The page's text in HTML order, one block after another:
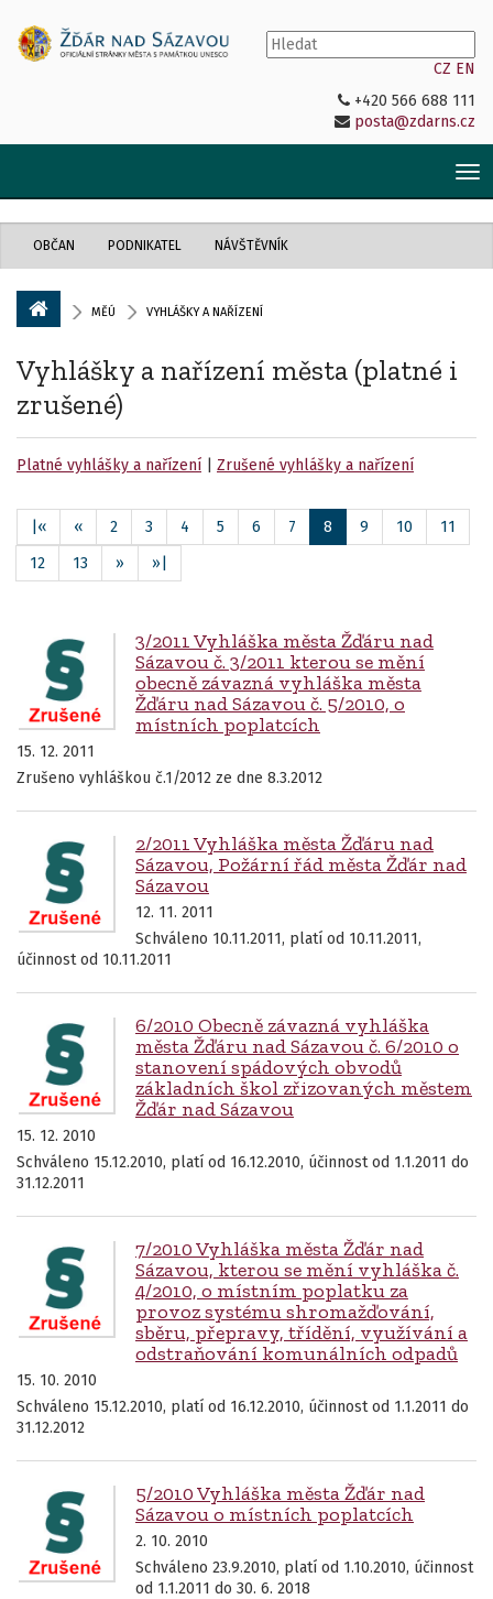
CZ EN
+420 566 688 111
posta@zdarns.cz
OBČAN PODNIKATEL NÁVŠTĚVNÍK
MĚÚ VYHLÁŠKY A NAŘÍZENÍ
Vyhlášky a nařízení města (platné i
zrušené)
Platné vyhlášky a nařízení Zrušené vyhlášky a nařízení
|« « 2 3 4 5 6 7 8 9 10
11
12
13 » »|
3/2011 Vyhláška města Žďáru nad
Sázavou č. 3/2011 kterou se mění
obecně závazná vyhláška města
Žďáru nad Sázavou č. 5/2010, o
místních poplatcích
15. 12. 2011
Zrušeno vyhláškou č.1/2012 ze dne 8.3.2012
2/2011 Vyhláška města Žďáru nad
Sázavou, Požární řád města Žďár nad
Sázavou
12. 11. 2011
Schváleno 10.11.2011, platí od 10.11.2011,
účinnost od 10.11.2011
6/2010 Obecně závazná vyhláška
města Žďáru nad Sázavou č. 6/2010 o
stanovení spádových obvodů
základních škol zřizovaných městem
Žďár nad Sázavou
15. 12. 2010
Schváleno 15.12.2010, platí od 16.12.2010, účinnost od 1.1.2011 do
31.12.2011
7/2010 Vyhláška města Žďár nad
Sázavou, kterou se mění vyhláška č.
4/2010, o místním poplatku za
provoz systému shromažďování,
sběru, přepravy, třídění, využívání a
odstraňování komunálních odpadů
15. 10. 2010
Schváleno 15.12.2010, platí od 16.12.2010, účinnost od 1.1.2011 do
31.12.2012
5/2010 Vyhláška města Žďár nad
Sázavou o místních poplatcích
2. 10. 2010
Schváleno 23.9.2010, platí od 1.10.2010, účinnost
od 1.1.2011 do 30. 6. 2018